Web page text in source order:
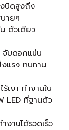
งบิดสูงถึง
ายๆ
ตัวเดียว
จับดอกแน่น
แรง ทนทาน
เงา ทำงานใน
LED ที่ฐานตัว
านได้รวดเร็ว